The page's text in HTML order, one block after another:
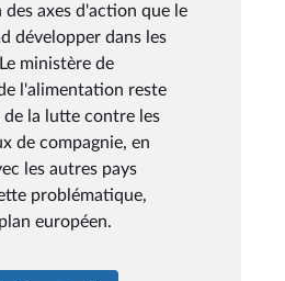
axes d'action que le
développer dans les
ministère de
l'alimentation reste
la lutte contre les
de compagnie, en
les autres pays
problématique,
européen.